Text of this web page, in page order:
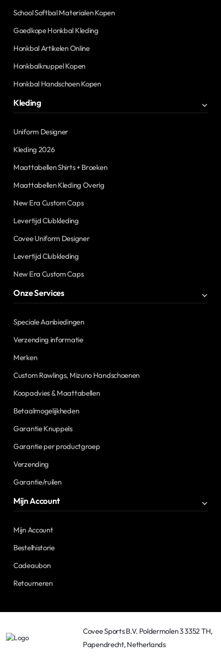
School Softbal Materialen Kopen
Goedkope Honkbal Kleding
Honkbal Artikelen Online
Honkbalknuppel Kopen
Honkbal Handschoen Kopen
Kleding
Uniform Designer
Kleding 2026
Maattabellen Shirts + Broeken
Maattabellen Kleding Overig
New Era Custom Caps
Levertijd Clubkleding
Covee Uniform Designer
Levertijd Clubkleding
New Era Custom Caps
Onze Services
Speciale Aanbiedingen
Verzending informatie
Merken
Custom Rawlings, Mizuno Handschoenen
Koopadvies & Maattabellen
Betaalmogelijkheden
Garantie Knuppels
Garantie per productgroep
Verzending
Garantie/ruilen
Mijn Account
Mijn Account
Bestelhistorie
Cadeaubon
Retourneren
Covee Sports B.V. Poldermolen 3 3352 TH,
Papendrecht, Netherlands